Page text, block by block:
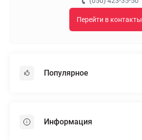
Перейти в контакты
Популярное
Пенопласт
Информация